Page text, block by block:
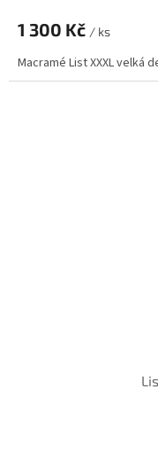
1 300 Kč / ks
Macramé List XXXL velká